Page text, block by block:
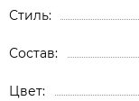
Стиль
Состав
Цвет